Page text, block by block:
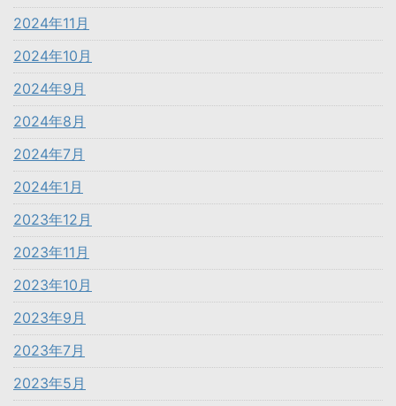
2024年11月
2024年10月
2024年9月
2024年8月
2024年7月
2024年1月
2023年12月
2023年11月
2023年10月
2023年9月
2023年7月
2023年5月